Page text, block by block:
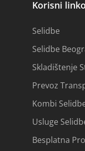
Korisni
Selidbe
Selidbe
Skladištenje
Prevoz
Kombi
Usluge
Besplatna